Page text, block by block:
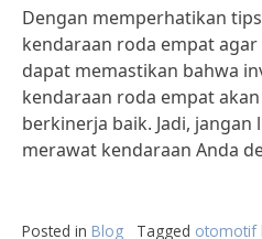
Dengan memperhatikan
kendaraan roda empat
dapat memastikan bahwa
kendaraan roda empat
berkinerja baik. Jadi, jangan
merawat kendaraan Anda
Posted in Blog Tagged otomotif